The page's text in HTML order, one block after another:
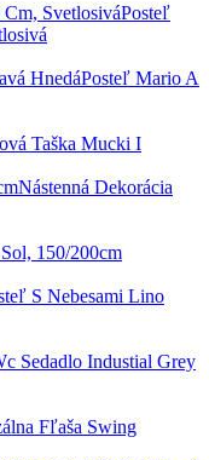
Posteľ
Posteľ Mario A
Taška Mucki I
Nástenná Dekorácia
150/200cm
S Nebesami Lino
Sedadlo Industial Grey
Fľaša Swing